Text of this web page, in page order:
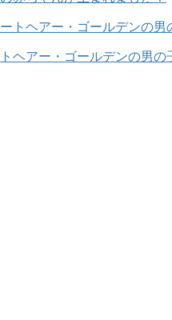
ヘアー・ゴールデンの男の